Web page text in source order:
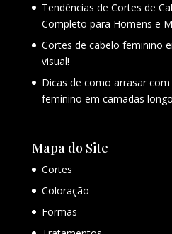
Tendências de Cortes de
Completo para Homens e
Cortes de cabelo feminino
visual!
Dicas de como arrasar
feminino em camadas longo
Mapa do Site
Cortes
Coloração
Formas